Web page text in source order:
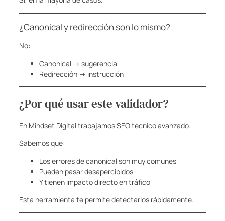
¿Canonical y redirección son lo mismo?
No:
Canonical → sugerencia
Redirección → instrucción
¿Por qué usar este validador?
En Mindset Digital trabajamos SEO técnico avanzado.
Sabemos que:
Los errores de canonical son muy comunes
Pueden pasar desapercibidos
Y tienen impacto directo en tráfico
Esta herramienta te permite detectarlos rápidamente.